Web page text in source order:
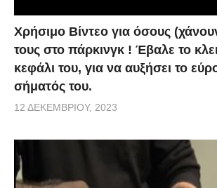
Χρήσιμο Βίντεο για όσους
τους στο πάρκινγκ ! Έβαλε το
κεφάλι του, για να αυξήσει το
σήματός του.
12 ΔΕΚΕΜΒΡΊΟΥ, 2023